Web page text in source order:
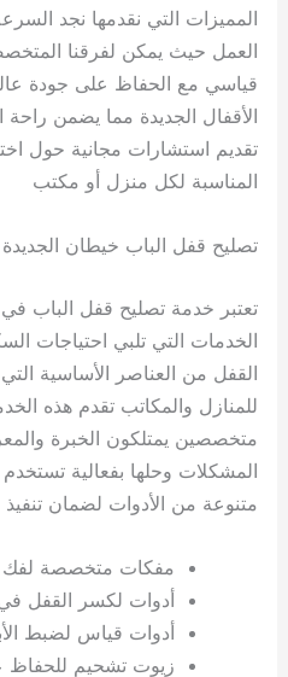
المميزات التي نقدمها نجد
العمل حيث يمكن لفرقنا
قياسي مع الحفاظ على جودة
الأقفال الجديدة مما يضمن راحة
تقديم استشارات مجانية حول
المناسبة لكل منزل أو مكتب
تصليح قفل الباب خيطان الجديدة
تعتبر خدمة تصليح قفل الباب
الخدمات التي تلبي احتياجات
القفل من العناصر الأساسية
للمنازل والمكاتب تقدم هذه
متخصصين يمتلكون الخبرة
المشكلات وحلها بفعالية
متنوعة من الأدوات لضمان تنفيذ
مفكات متخصصة لفك
أدوات لكسر القفل
أدوات قياس لضبط
زيوت تشحيم للحفاظ